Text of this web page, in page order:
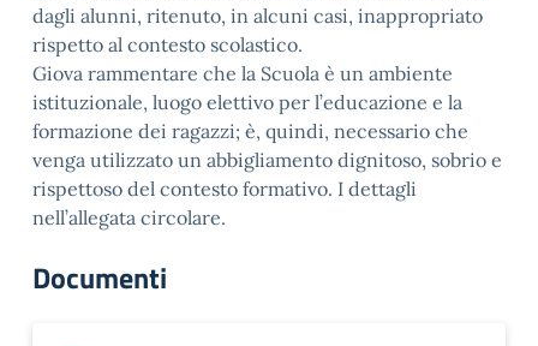
dagli alunni, ritenuto, in alcuni casi, inappropriato
rispetto al contesto scolastico.
Giova rammentare che la Scuola è un ambiente
istituzionale, luogo elettivo per l’educazione e la
formazione dei ragazzi; è, quindi, necessario che
venga utilizzato un abbigliamento dignitoso, sobrio e
rispettoso del contesto formativo. I dettagli
nell’allegata circolare.
Documenti